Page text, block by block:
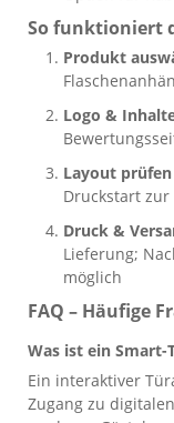
So funktioniert
Produkt
Logo &
Layout
Druckstart zur
Druck &
Lieferung;
möglich
FAQ – Häufige
Was ist ein Smart-
Ein interaktiver
Zugang zu